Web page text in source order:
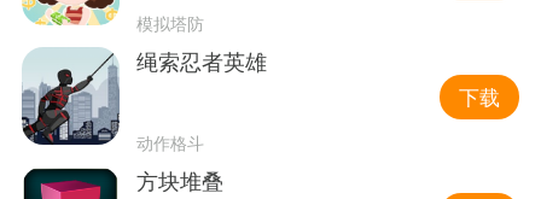
模拟塔防
绳索忍者英雄
动作格斗
下载
方块堆叠